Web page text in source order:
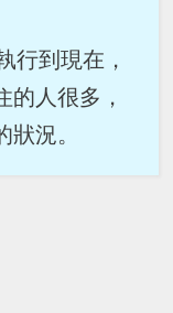
行到現在，
的人很多，
況。